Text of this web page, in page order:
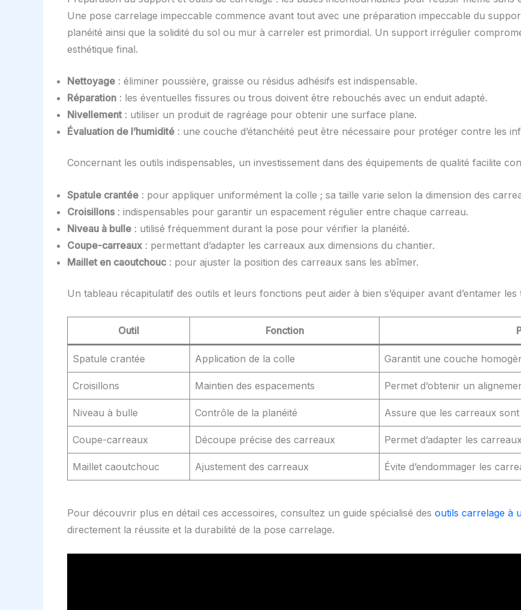
Une pose carrelage impeccable commence avant tout avec une préparation impeccable du
planéité ainsi que la solidité du sol ou mur à carreler est primordial. Un support irrégulier
esthétique final.
Nettoyage : éliminer poussière, graisse ou résidus adhésifs est indispensable.
Réparation : les éventuelles fissures ou trous doivent être rebouchés avec un enduit adapté.
Nivellement: utiliser un produit de ragréage pour obtenir une surface plane.
Évaluation de l’humidité : une couche d’étanchéité peut être nécessaire pour protéger contre les
Concernant les outils indispensables, un investissement dans des équipements de qualité facilite
Spatule crantée : pour appliquer uniformément la colle ; sa taille varie selon la dimension des
Croisillons: indispensables pour garantir un espacement régulier entre chaque carreau.
Niveau à bulle : utilisé fréquemment durant la pose pour vérifier la planéité.
Coupe-carreaux : permettant d’adapter les carreaux aux dimensions du chantier.
Maillet en caoutchouc: pour ajuster la position des carreaux sans les abîmer.
Un tableau récapitulatif des outils et leurs fonctions peut aider à bien s’équiper avant d’entamer
Outil Fonction
Spatule crantée Application de la colle Garantit une couche
Croisillons Maintien des espacements Permet d’obtenir un
Niveau à bulle Contrôle de la planéité Assure que les carreaux
Coupe-carreaux Découpe précise des carreaux Permet d’adapter les
Maillet caoutchouc Ajustement des carreaux Évite d’endommager les
Pour découvrir plus en détail ces accessoires, consultez un guide spécialisé des outils carrelage à
directement la réussite et la durabilité de la pose carrelage.